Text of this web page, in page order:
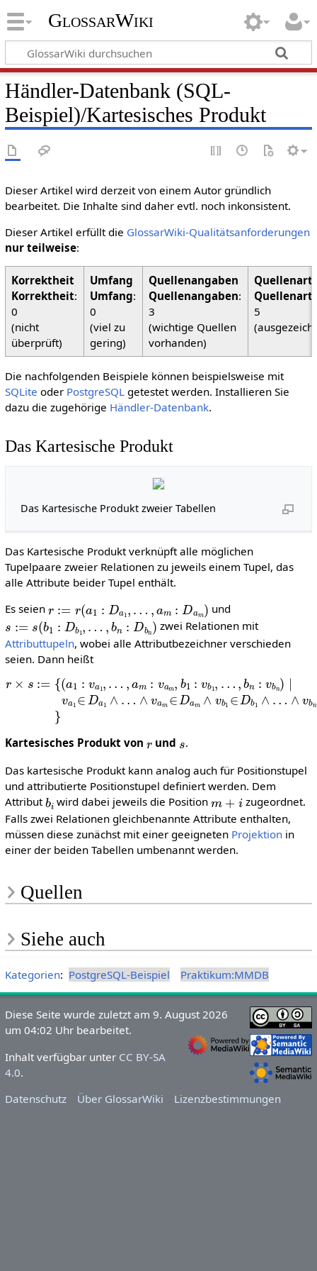
GlossarWiki
Händler-Datenbank (SQL-
Beispiel)/Kartesisches Produkt
Dieser Artikel wird derzeit von einem Autor gründlich
bearbeitet. Die Inhalte sind daher evtl. noch inkonsistent.
Dieser Artikel erfüllt die GlossarWiki-Qualitätsanforderungen
nur teilweise:
Korrektheit:
0
(nicht
überprüft)
Umfang:
0
(viel zu
gering)
Quellenangaben:
3
(wichtige Quellen
vorhanden)
5
Die nachfolgenden Beispiele können beispielsweise mit
SQLite oder PostgreSQL getestet werden. Installieren Sie
dazu die zugehörige Händler-Datenbank.
Das Kartesische Produkt
Das Kartesische Produkt zweier Tabellen
Das Kartesische Produkt verknüpft alle möglichen
Tupelpaare zweier Relationen zu jeweils einem Tupel, das
alle Attribute beider Tupel enthält.
Es seien
1 und
s:=s(b1 : Db1, …,bn:Db n )
zwei Relationen mit
Attributtupeln, wobei alle Attributbezeichner verschieden
seien. Dann heißt
r×s := {(a 1:va1 …,am: vam , b1:v b1, …,b n: v bn) | va1 ∈
∧ va m∈ Dam ∧ vb1∈Db1∧ …∧vbn ∈D b n }
Kartesisches Produkt von und
.
Das kartesische Produkt kann analog auch für Positionstupel
und attributierte Positionstupel definiert werden. Dem
Attributbiwird dabei jeweils die Positionm+i
zugeordnet.
Falls zwei Relationen gleichbenannte Attribute enthalten,
müssen diese zunächst mit einer geeigneten Projektionin
einer der beiden Tabellen umbenannt werden.
Quellen
Siehe auch
Kategorien: PostgreSQL-Beispiel Praktikum:MMDB
Diese Seite wurde zuletzt am 9. August 2026
um 04:02 Uhr bearbeitet.
Inhalt verfügbar unter CC BY-SA
4.0.
Datenschutz
Über GlossarWiki Lizenzbestimmungen